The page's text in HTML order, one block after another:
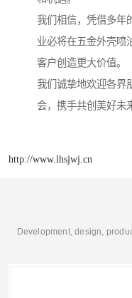
我们相信，凭借多年
业必将在五金外壳喷
客户创造更大价值。
我们诚挚地欢迎各界
会，携手共创美好未
http://www.lhsjwj.cn
Development, design,